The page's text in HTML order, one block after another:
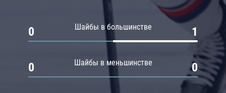
Шайбы в большинстве
0 1
Шайбы в меньшинстве
0 0